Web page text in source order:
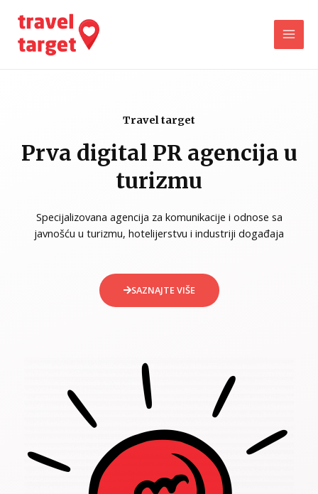
Travel target
Prva digital PR agencija u
turizmu
Specijalizovana agencija za komunikacije i odnose sa
javnošću u turizmu, hotelijerstvu i industriji događaja
SAZNAJTE VIŠE